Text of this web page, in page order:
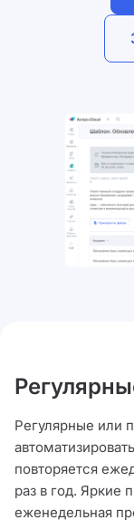
Регулярные или
повторяется
раз в год. Яркие
еженедельная